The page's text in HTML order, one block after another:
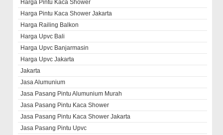
Harga Pintu Kaca Shower
Harga Pintu Kaca Shower Jakarta
Harga Railing Balkon
Harga Upvc Bali
Harga Upvc Banjarmasin
Harga Upvc Jakarta
Jakarta
Jasa Alumunium
Jasa Pasang Pintu Alumunium Murah
Jasa Pasang Pintu Kaca Shower
Jasa Pasang Pintu Kaca Shower Jakarta
Jasa Pasang Pintu Upvc